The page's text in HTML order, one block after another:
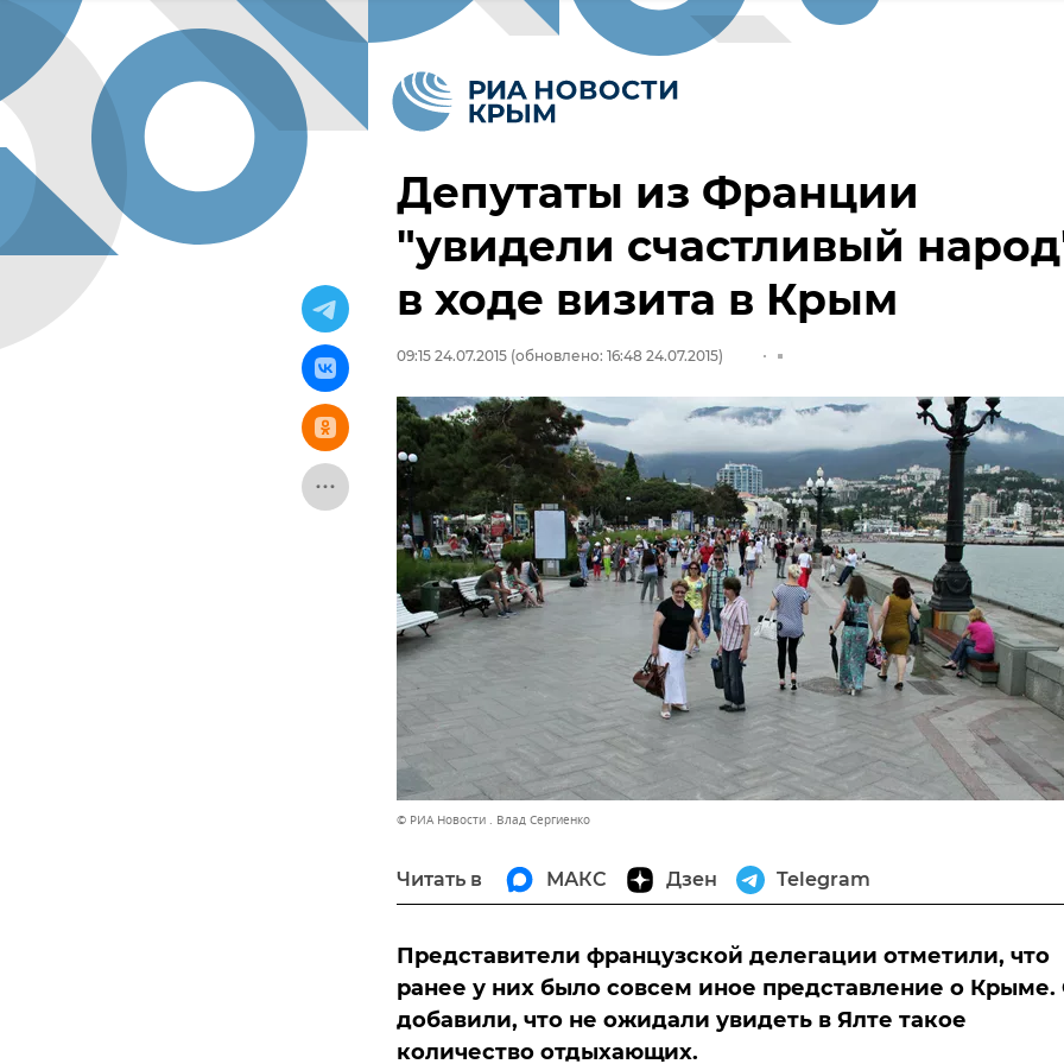
Депутаты из Франции
"увидели счастливый
в ходе визита в Крым
09:15 24.07.2015 (обновлено: 16:48 24.07.2015)
© РИА Новости . Влад Сергиенко
Читать в МАКС Дзен Telegram
Представители французской делегации отметили, что
ранее у них было совсем иное представление о
добавили, что не ожидали увидеть в Ялте такое
количество отдыхающих.